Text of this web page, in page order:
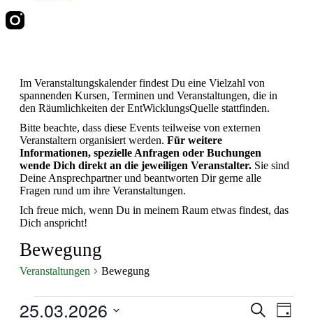
Im Veranstaltungskalender findest Du eine Vielzahl von
spannenden Kursen, Terminen und Veranstaltungen, die in
den Räumlichkeiten der EntWicklungsQuelle stattfinden.
Bitte beachte, dass diese Events teilweise von externen
Veranstaltern organisiert werden. Für weitere
Informationen, spezielle Anfragen oder Buchungen
wende Dich direkt an die jeweiligen Veranstalter.Sie sind
Deine Ansprechpartner und beantworten Dir gerne alle
Fragen rund um ihre Veranstaltungen.
Ich freue mich, wenn Du in meinem Raum etwas findest, das
Dich anspricht!
Bewegung
Veranstaltungen Bewegung
Veranstaltungen
SucheTag
25.03.2026